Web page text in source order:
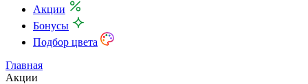
Акции
Бонусы
Подбор цвета
Главная
Акции